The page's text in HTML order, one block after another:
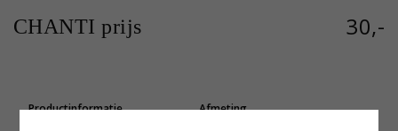
CHANTI prijs 30,-
Productinformatie
Afmeting